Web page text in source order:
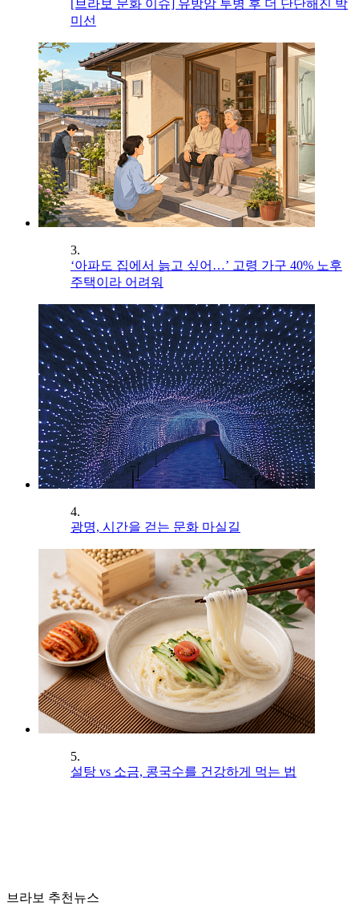
[브라보 문화 이슈] 유방암 투병 후 더 단단해진 박
미선
3.
‘아파도 집에서 늙고 싶어…’ 고령 가구 40% 노후
주택이라 어려워
4.
광명, 시간을 걷는 문화 마실길
5.
설탕 vs 소금, 콩국수를 건강하게 먹는 법
브라보 추천뉴스